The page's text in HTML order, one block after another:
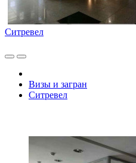
Ситревел
Визы и загран
Ситревел